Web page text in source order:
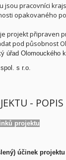
jsou pracovníci
opakovaného
projekt připraven
pod působnost
úřad Olomouckého
s r.o.
-
projektu
účinek